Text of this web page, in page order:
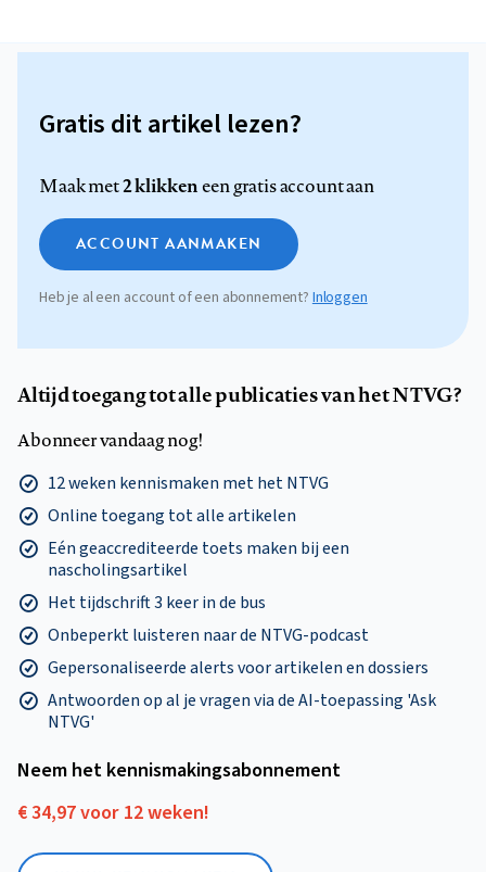
Gratis dit artikel lezen?
Maak met2 klikkeneen gratis account aan
ACCOUNT AANMAKEN
Heb je al een account of een abonnement? Inloggen
Altijd toegang tot alle publicaties van het NTVG?
Abonneer vandaag nog!
12 weken kennismaken met het NTVG
Online toegang tot alle artikelen
Eén geaccrediteerde toets maken bij een
nascholingsartikel
Het tijdschrift 3 keer in de bus
Onbeperkt luisteren naar de NTVG-podcast
Gepersonaliseerde alerts voor artikelen en dossiers
Antwoorden op al je vragen via de AI-toepassing 'Ask
NTVG'
Neem het kennismakings­abonnement
€ 34,97 voor 12 weken!